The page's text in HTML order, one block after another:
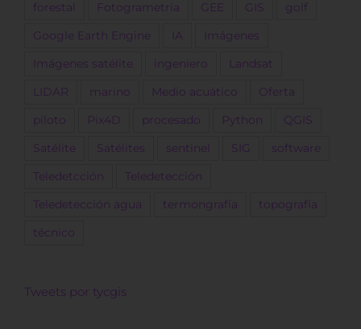
forestal Fotogrametría GEE GIS golf
Google Earth Engine IA Imágenes
Imágenes satélite ingeniero Landsat
LIDAR marino Medio acuático Oferta
piloto Pix4D procesado Python QGIS
Satélite Satélites sentinel SIG software
Teledetcción Teledetección
Teledetección agua termongrafía topografía
técnico
Tweets por tycgis